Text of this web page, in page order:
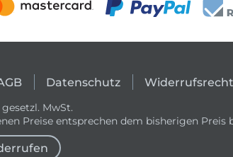
Datenschutz Widerrufsrecht
MwSt.
Preise entsprechen dem bisherigen Preis